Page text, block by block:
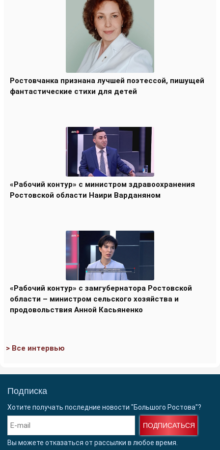
Ростовчанка признана лучшей поэтессой, пишущей
фантастические стихи для детей
«Рабочий контур» с министром здравоохранения
Ростовской области Наири Варданяном
«Рабочий контур» с замгубернатора Ростовской
области – министром сельского хозяйства и
продовольствия Анной Касьяненко
> Все интервью
Подписка
Хотите получать последние новости "Большого Ростова"?
ПОДПИСАТЬСЯ
Вы можете отказаться от рассылки в любое время.